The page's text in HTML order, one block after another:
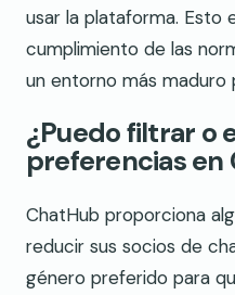
usar la plataforma. Esto
cumplimiento de las
un entorno más maduro
¿Puedo filtrar o
preferencias en
ChatHub proporciona
reducir sus socios de
género preferido para